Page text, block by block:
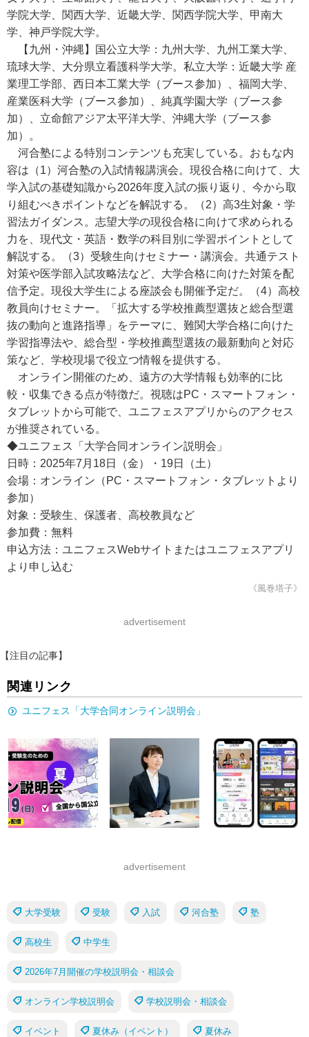
学院大学、関西大学、近畿大学、関西学院大学、甲南大
学、神戸学院大学。
【九州・沖縄】国公立大学：九州大学、九州工業大学、
琉球大学、大分県立看護科学大学。私立大学：近畿大学 産
業理工学部、西日本工業大学（ブース参加）、福岡大学、
産業医科大学（ブース参加）、純真学園大学（ブース参
加）、立命館アジア太平洋大学、沖縄大学（ブース参
加）。
河合塾による特別コンテンツも充実している。おもな内
容は（1）河合塾の入試情報講演会。現役合格に向けて、大
学入試の基礎知識から2026年度入試の振り返り、今から取
り組むべきポイントなどを解説する。（2）高3生対象・学
習法ガイダンス。志望大学の現役合格に向けて求められる
力を、現代文・英語・数学の科目別に学習ポイントとして
解説する。（3）受験生向けセミナー・講演会。共通テスト
対策や医学部入試攻略法など、大学合格に向けた対策を配
信予定。現役大学生による座談会も開催予定だ。（4）高校
教員向けセミナー。「拡大する学校推薦型選抜と総合型選
抜の動向と進路指導」をテーマに、難関大学合格に向けた
学習指導法や、総合型・学校推薦型選抜の最新動向と対応
策など、学校現場で役立つ情報を提供する。
オンライン開催のため、遠方の大学情報も効率的に比
較・収集できる点が特徴だ。視聴はPC・スマートフォン・
タブレットから可能で、ユニフェスアプリからのアクセス
が推奨されている。
◆ユニフェス「大学合同オンライン説明会」
日時：2025年7月18日（金）・19日（土）
会場：オンライン（PC・スマートフォン・タブレットより
参加）
対象：受験生、保護者、高校教員など
参加費：無料
申込方法：ユニフェスWebサイトまたはユニフェスアプリ
より申し込む
《風巻塔子》
advertisement
【注目の記事】
関連リンク
ユニフェス「大学合同オンライン説明会」
advertisement
大学受験 受験 入試 河合塾 塾
高校生 中学生
2026年7月開催の学校説明会・相談会
オンライン学校説明会 学校説明会・相談会
イベント 夏休み（イベント） 夏休み